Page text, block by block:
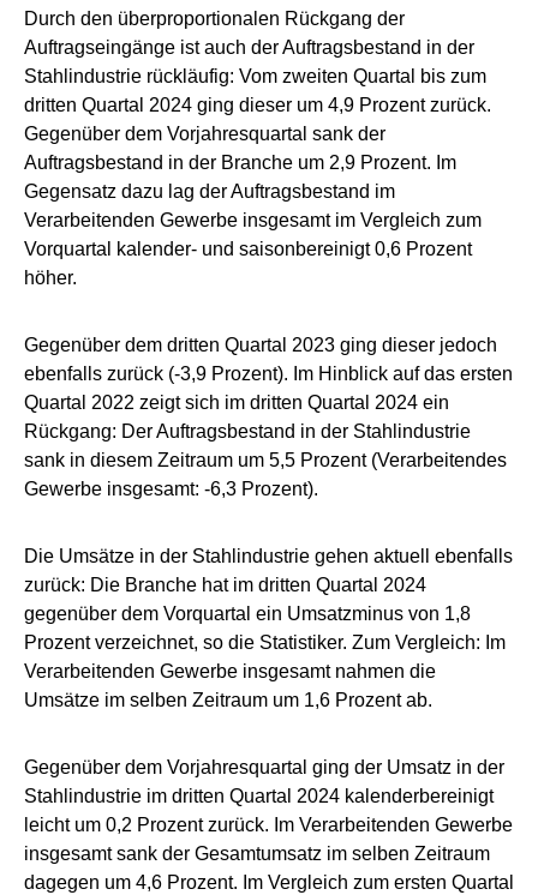
Durch den überproportionalen Rückgang der
Auftragseingänge ist auch der Auftragsbestand in der
Stahlindustrie rückläufig: Vom zweiten Quartal bis zum
dritten Quartal 2024 ging dieser um 4,9 Prozent zurück.
Gegenüber dem Vorjahresquartal sank der
Auftragsbestand in der Branche um 2,9 Prozent. Im
Gegensatz dazu lag der Auftragsbestand im
Verarbeitenden Gewerbe insgesamt im Vergleich zum
Vorquartal kalender- und saisonbereinigt 0,6 Prozent
höher.
Gegenüber dem dritten Quartal 2023 ging dieser jedoch
ebenfalls zurück (-3,9 Prozent). Im Hinblick auf das ersten
Quartal 2022 zeigt sich im dritten Quartal 2024 ein
Rückgang: Der Auftragsbestand in der Stahlindustrie
sank in diesem Zeitraum um 5,5 Prozent (Verarbeitendes
Gewerbe insgesamt: -6,3 Prozent).
Die Umsätze in der Stahlindustrie gehen aktuell ebenfalls
zurück: Die Branche hat im dritten Quartal 2024
gegenüber dem Vorquartal ein Umsatzminus von 1,8
Prozent verzeichnet, so die Statistiker. Zum Vergleich: Im
Verarbeitenden Gewerbe insgesamt nahmen die
Umsätze im selben Zeitraum um 1,6 Prozent ab.
Gegenüber dem Vorjahresquartal ging der Umsatz in der
Stahlindustrie im dritten Quartal 2024 kalenderbereinigt
leicht um 0,2 Prozent zurück. Im Verarbeitenden Gewerbe
insgesamt sank der Gesamtumsatz im selben Zeitraum
dagegen um 4,6 Prozent. Im Vergleich zum ersten Quartal